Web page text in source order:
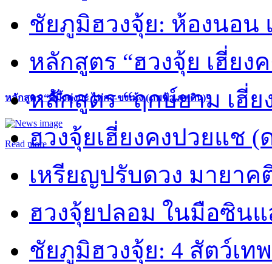
หลักสูตร “คี้มึ้งตุ่งกะ ไท่กง-ขงเม้ง (ภพฟ้า ภพดิน)”
Read more
ชัยภูมิฮวงจุ้ย: ห้องนอน
หลักสูตร “ฮวงจุ้ย เฮี่ยง
หลักสูตร “ฤกษ์ยาม เฮี่ย
ฮวงจุ้ยเฮี่ยงคงปวยแช (
เหรียญปรับดวง มายา
ฮวงจุ้ยปลอม ในมือซิน
ชัยภูมิฮวงจุ้ย: 4 สัตว์เทพ